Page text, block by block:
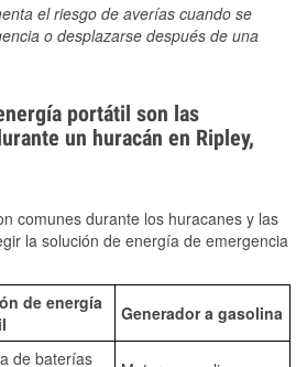
el riesgo de averías cuando se
o desplazarse después de una
portátil son las
un huracán en Ripley,
comunes durante los huracanes y las
la solución de energía de emergencia
de energía
Generador a gasolina
de baterías